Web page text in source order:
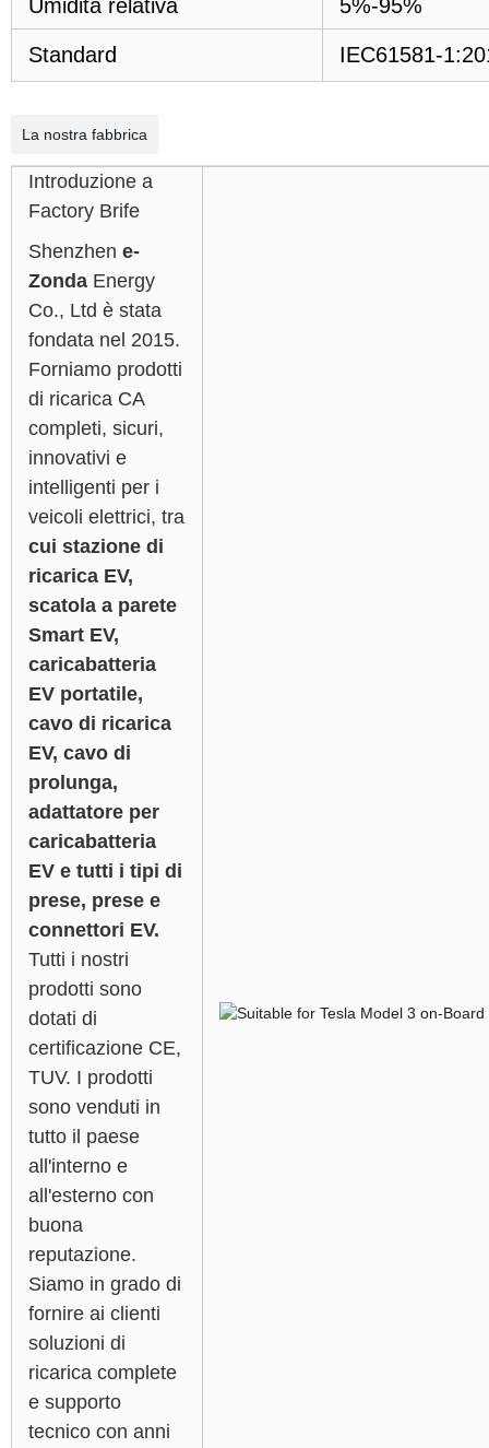
Umidità relativa 5%-95%
Standard IEC61581-
La nostra fabbrica
Introduzione a
Factory Brife
Shenzhen e-
ZondaEnergy
Co., Ltd è stata
fondata nel 2015.
Forniamo prodotti
di ricarica CA
completi, sicuri,
innovativi e
intelligenti per i
veicoli elettrici, tra
cui stazione di
ricarica EV,
scatola a parete
Smart EV,
caricabatteria
EV portatile,
cavo di ricarica
EV, cavo di
prolunga,
adattatore per
caricabatteria
EV e tutti i tipi di
prese, prese e
connettori EV.
Tutti i nostri
prodotti sono
dotati di
certificazione CE,
TUV. I prodotti
sono venduti in
tutto il paese
all'interno e
all'esterno con
buona
reputazione.
Siamo in grado di
fornire ai clienti
soluzioni di
ricarica complete
e supporto
tecnico con anni